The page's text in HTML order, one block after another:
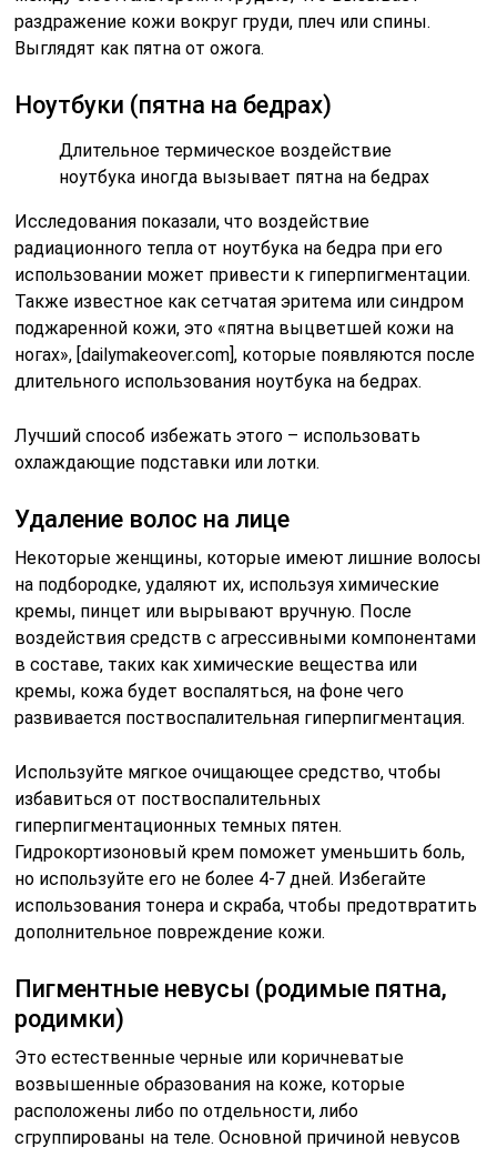
раздражение кожи вокруг груди, плеч или спины.
Выглядят как пятна от ожога.
Ноутбуки (пятна на бедрах)
Длительное термическое воздействие
ноутбука иногда вызывает пятна на бедрах
Исследования показали, что воздействие
радиационного тепла от ноутбука на бедра при его
использовании может привести к гиперпигментации.
Также известное как сетчатая эритема или синдром
поджаренной кожи, это «пятна выцветшей кожи на
ногах», [dailymakeover.com], которые появляются после
длительного использования ноутбука на бедрах.
Лучший способ избежать этого – использовать
охлаждающие подставки или лотки.
Удаление волос на лице
Некоторые женщины, которые имеют лишние волосы
на подбородке, удаляют их, используя химические
кремы, пинцет или вырывают вручную. После
воздействия средств с агрессивными компонентами
в составе, таких как химические вещества или
кремы, кожа будет воспаляться, на фоне чего
развивается поствоспалительная гиперпигментация.
Используйте мягкое очищающее средство, чтобы
избавиться от поствоспалительных
гиперпигментационных темных пятен.
Гидрокортизоновый крем поможет уменьшить боль,
но используйте его не более 4-7 дней. Избегайте
использования тонера и скраба, чтобы предотвратить
дополнительное повреждение кожи.
Пигментные невусы (родимые пятна,
родимки)
Это естественные черные или коричневатые
возвышенные образования на коже, которые
расположены либо по отдельности, либо
сгруппированы на теле. Основной причиной невусов